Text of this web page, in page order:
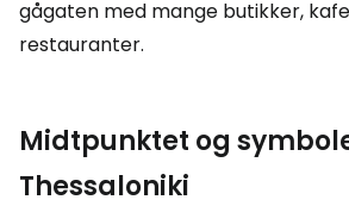
gågaten med mange butikker,
restauranter.
Midtpunktet og
Thessaloniki